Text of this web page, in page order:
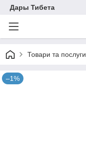
Дары Тибета
Товари та послуги
–1%